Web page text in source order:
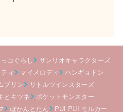
コぐらし
サンリオキャラクターズ
ィ マイメロディ
ハンギョドン
プリン
リトルツインスターズ
とキツネ
ポケットモンスター
ぽかんとたん PUI PUI モルカー